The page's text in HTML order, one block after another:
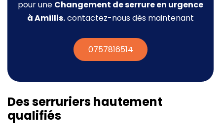
pour une Changement de serrureen urgence
à Amillis.contactez-nous dès maintenant
0757816514
Des serruriers hautement
qualifiés